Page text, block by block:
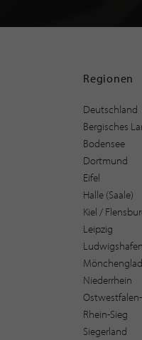
Regionen
Deutschland
Bergisches
Bodensee
Dortmund
Eifel
Halle (Saale)
Kiel /
Leipzig
Niederrhein
Rhein-Sieg
Siegerland